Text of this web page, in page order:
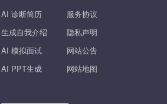
AI 诊断简历
生成自我介绍
AI 模拟面试
AI PPT生成
服务协议
隐私声明
网站公告
网站地图